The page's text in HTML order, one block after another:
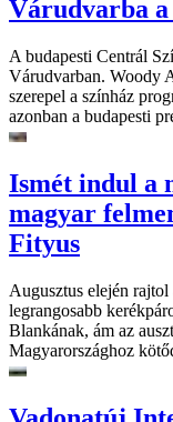
Várudvarba
A budapesti Centrál
Várudvarban. Woody
szerepel a színház
azonban a budapesti
Ismét indul a
magyar
Fityus
Augusztus elején
legrangosabb
Blankának, ám az
Magyarországhoz